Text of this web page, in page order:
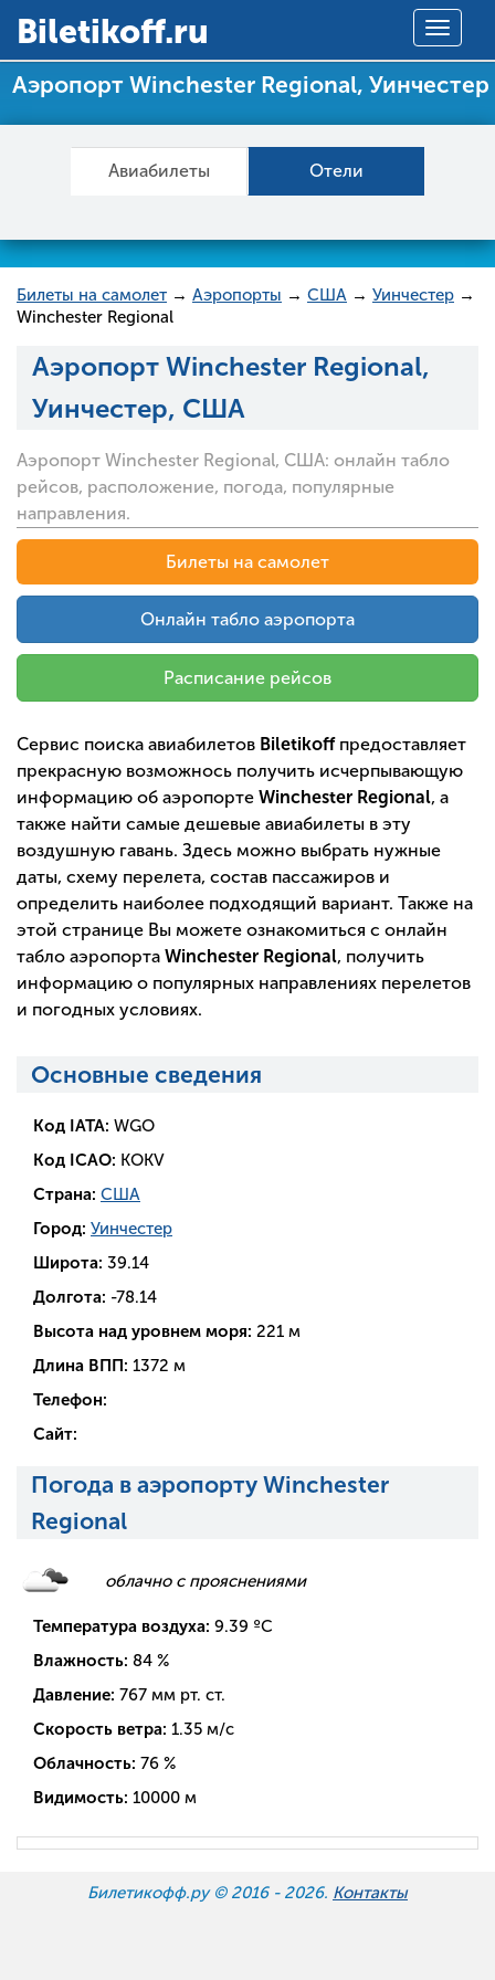
Toggle
Вiletikoff.ru
Аэропорт Winchester Regional, Уинчестер
Авиабилеты Отели
Билеты на самолет → Аэропорты → США → Уинчестер →
Winchester Regional
Аэропорт Winchester Regional,
Уинчестер, США
Аэропорт Winchester Regional, США: онлайн табло
рейсов, расположение, погода, популярные
направления.
Билеты на самолет
Онлайн табло аэропорта
Расписание рейсов
Сервис поиска авиабилетов Biletikoffпредоставляет
прекрасную возможнось получить исчерпывающую
информацию об аэропорте Winchester Regional, а
также найти самые дешевые авиабилеты в эту
воздушную гавань. Здесь можно выбрать нужные
даты, схему перелета, состав пассажиров и
определить наиболее подходящий вариант. Также на
этой странице Вы можете ознакомиться с онлайн
табло аэропорта Winchester Regional, получить
информацию о популярных направлениях перелетов
и погодных условиях.
Основные сведения
Код IATA: WGO
Код ICAO: KOKV
Страна: США
Город: Уинчестер
Широта: 39.14
Долгота: -78.14
Высота над уровнем моря: 221 м
Длина ВПП: 1372 м
Телефон:
Сайт:
Погода в аэропорту Winchester
Regional
облачно с прояснениями
Температура воздуха: 9.39 ºC
Влажность: 84 %
Давление: 767 мм рт. ст.
Скорость ветра: 1.35 м/с
Облачность: 76 %
Видимость: 10000 м
Билетикофф.ру © 2016 - 2026. Контакты